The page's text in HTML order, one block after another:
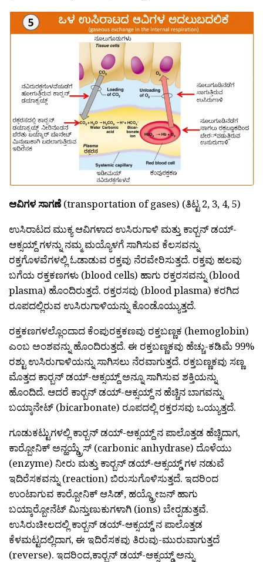
ಆವಿಗಳ ಸಾಗಣೆ (transportation of gases) (ತಿಟ್ಟ 2, 3, 4, 5)
ಉಸಿರಾಟದ ಮುಕ್ಯ ಆವಿಗಳಾದ ಉಸಿರುಗಾಳಿ ಮತ್ತು ಕಾರ‍್ಬನ್ ಡಯ್-
ಆಕ್ಸಯ್ದ್ ಗಳನ್ನು ನಮ್ಮ ಮಯ್ಯೊಳಗೆ ಸಾಗಿಸುವ ಕೆಲಸವನ್ನು
ರಕ್ತಗೊಳವೆಗಳಲ್ಲಿ ಓಡಾಡುವ ರಕ್ತವು ನೆರವೇರಿಸುತ್ತದೆ. ರಕ್ತವು ಹಲವು
ಬಗೆಯ ರಕ್ತಕಣಗಳು (blood cells) ಹಾಗು ರಕ್ತರಸವನ್ನು (blood
plasma) ಹೊಂದಿರುತ್ತದೆ. ರಕ್ತರಸವು (blood plasma) ಕರಗಿದ
ರೂಪದಲ್ಲಿರುವ ಉಸಿರುಗಾಳಿಯನ್ನು ಕೊಂಡೊಯ್ಯುತ್ತದೆ.
ರಕ್ತಕಣಗಳಲ್ಲೊಂದಾದ ಕೆಂಪುರಕ್ತಕಣವು ರಕ್ತಬಣ್ಣಕ (hemoglobin)
ಎಂಬ ಅಂಶವನ್ನು ಹೊಂದಿರುತ್ತದೆ. ಈ ರಕ್ತಬಣ್ಣಕವು ಹೆಚ್ಚು-ಕಡಿಮೆ 99%
ರಶ್ಟು ಉಸಿರುಗಾಳಿಯನ್ನು ಸಾಗಿಸಲು ನೆರವಾಗುತ್ತದೆ. ರಕ್ತಬಣ್ಣಕವು ಸಣ್ಣ
ಮೊತ್ತದ ಕಾರ‍್ಬನ್ ಡಯ್-ಆಕ್ಸಯ್ದ್ ಅನ್ನೂ ಸಾಗಿಸುವ ಶಕ್ತಿಯನ್ನು
ಹೊಂದಿದೆ. ಆದರೆ ಕಾರ‍್ಬನ್ ಡಯ್-ಆಕ್ಸಯ್ದ್ ನ ಹೆಚ್ಚಿನ ಬಾಗವನ್ನು
ಬಯ್ಕಾನೇಟ್ (bicarbonate) ರೂಪದಲ್ಲಿ ರಕ್ತರಸವು ಒಯ್ಯುತ್ತದೆ.
ಗೂಡುಕಟ್ಟುಗಳಲ್ಲಿ ಕಾರ‍್ಬನ್ ಡಯ್-ಆಕ್ಸಯ್ದ್ ನ ಪಾಲೊತ್ತಡ ಹೆಚ್ಚಿದಾಗ,
ಕಾರ‍್ಬೋನಿಕ್ ಅನ್ಹಯ್ಡ್ರೆಸ್ (carbonic anhydrase) ದೊಳೆಯು
(enzyme) ನೀರು ಮತ್ತು ಕಾರ‍್ಬನ್ ಡಯ್-ಆಕ್ಸಯ್ಡ್ ಗಳ ನಡುವೆ
ಇದಿರೆಸಕವನ್ನು (reaction) ಬಿರುಸುಗೊಳಿಸುತ್ತದೆ. ಇದರಿಂದ
ಉಂಟಾಗುವ ಕಾರ‍್ಬೋನಿಕ್ ಆಸಿಡ್, ಹಯ್ಡ್ರೋಜನ್ ಹಾಗು
ಬಯ್ಕಾರ‍್ಬೋನೆಟ್ ಮಿನ್ತುಣುಕುಗಳಾಗಿ (ions) ಬೇರ‍್ಪಡುತ್ತವೆ.
ಉಸಿರುಚೀಲದಲ್ಲಿ ಕಾರ‍್ಬನ್ ಡಯ್-ಆಕ್ಸಯ್ಡ್ ನ ಪಾಲೊತ್ತಡ
ಕೆಳಮಟ್ಟದಲ್ಲಿದಾಗ, ಈ ಇದಿರೆಸಕವು ತಿರುವು-ಮುರುವಾಗುತ್ತದೆ
(reverse). ಇದರಿಂದ,ಕಾರ‍್ಬನ್ ಡಯ್-ಆಕ್ಸಯ್ಡ್ ಅನ್ನು